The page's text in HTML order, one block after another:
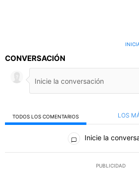
CONVERSACIÓN
TODOS LOS COMENTARIOS LOS
Todos los comentarios
Inicie la
PUBLICIDAD